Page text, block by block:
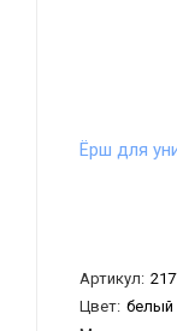
Ёрш для
Артикул:
Цвет: белый